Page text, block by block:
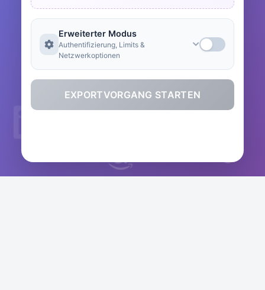
Erweiterter Modus
Authentifizierung, Limits &
Netzwerkoptionen
EXPORTVORGANG STARTEN